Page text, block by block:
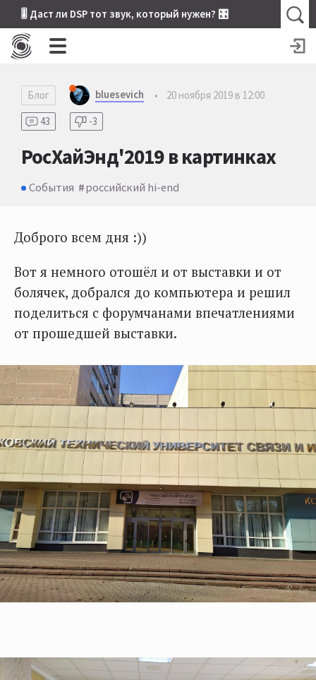
🎚 Даст ли DSP тот звук, который нужен? 🎛
Блог bluesevich •
20 ноября 2019 в 12:00
43
-3
РосХайЭнд'2019 в картинках
События российский hi-end
Доброго всем дня :))
Вот я немного отошёл и от выставки и от
болячек, добрался до компьютера и решил
поделиться с форумчанами впечатлениями
от прошедшей выставки.